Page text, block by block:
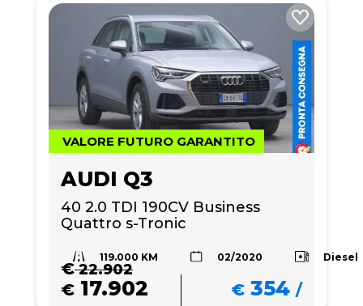
VALORE FUTURO GARANTITO
AUDI Q3
40 2.0 TDI 190CV Business
Quattro s-Tronic
119.000 KM 02/2020 Diesel
€22.902
€ 17.902 € 354 /